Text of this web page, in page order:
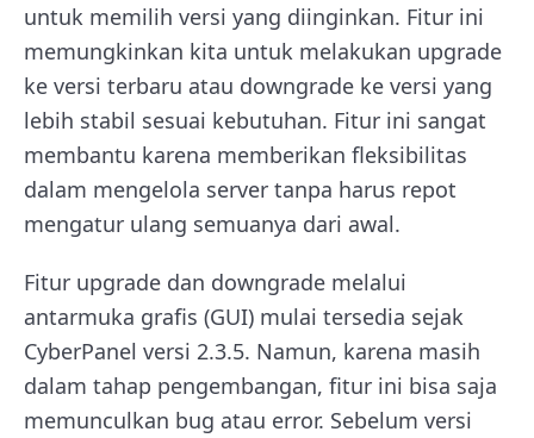
untuk memilih versi yang diinginkan. Fitur ini
memungkinkan kita untuk melakukan upgrade
ke versi terbaru atau downgrade ke versi yang
lebih stabil sesuai kebutuhan. Fitur ini sangat
membantu karena memberikan fleksibilitas
dalam mengelola server tanpa harus repot
mengatur ulang semuanya dari awal.
Fitur upgrade dan downgrade melalui
antarmuka grafis (GUI) mulai tersedia sejak
CyberPanel versi 2.3.5. Namun, karena masih
dalam tahap pengembangan, fitur ini bisa saja
memunculkan bug atau error. Sebelum versi